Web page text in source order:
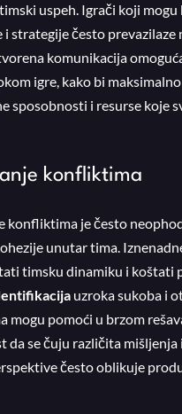
uspeh. Igrači koji
i strategije često prevazilaze
komunikacija
igre, kako bi
sposobnosti i resurse koje
konfliktima
konfliktima je često
unutar tima.
timsku dinamiku i koštati
uzroka sukoba i
mogu pomoći u brzom
da se čuju različita mišljenja
često oblikuje